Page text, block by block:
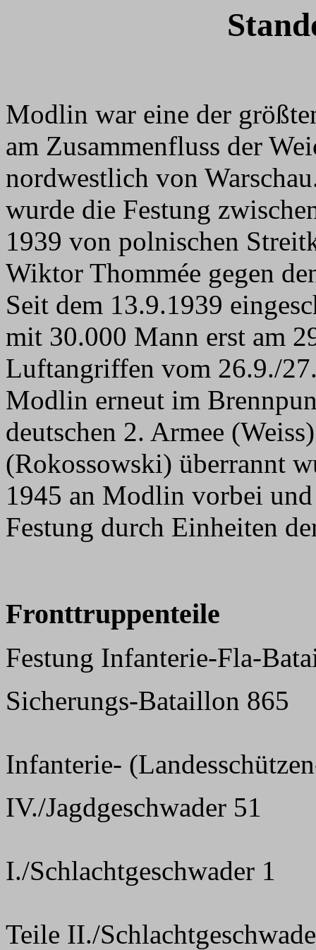
Modlin war eine der
am Zusammenfluss der
nordwestlich von
wurde die Festung
1939 von polnischen
Wiktor Thommée gegen
Seit dem 13.9.1939
mit 30.000 Mann erst am
Luftangriffen vom 26.9./
Modlin erneut im
deutschen 2. Armee
(Rokossowski) überrannt
1945 an Modlin vorbei
Festung durch Einheiten
Fronttruppenteile
Festung Infanterie-Fla-
Sicherungs-Bataillon 865
Infanterie-
IV./Jagdgeschwader 51
I./Schlachtgeschwader 1
Teile II./